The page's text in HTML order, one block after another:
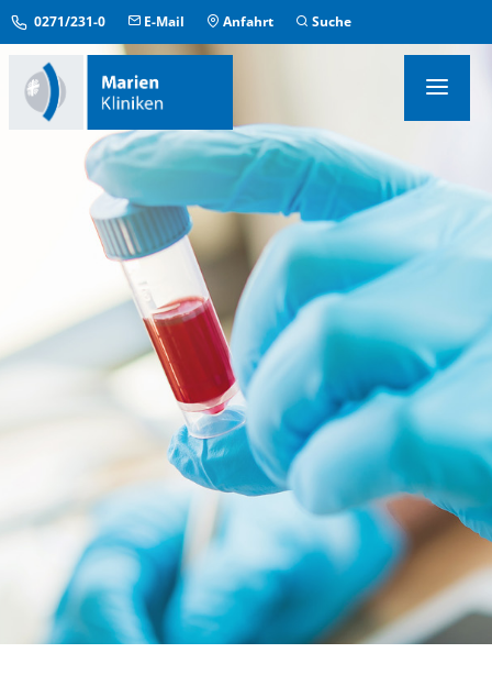
0271/231-0 E-Mail Anfahrt Suche
KLINIKEN & INSTITUTE
MEDIZINISCHE ZENTREN
ÜBERGREIFENDE EINRICHTUNGEN
PFLEGE & AUFENTHALT
KONTAKT & SERVICE